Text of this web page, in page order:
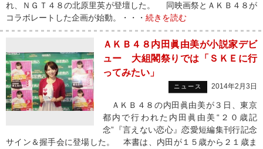
れ、ＮＧＴ４８の北原里英が登壇した。 同映画祭とＡＫＢ４８が
コラボレートした企画が始動。・・・ 続きを読む
ＡＫＢ４８内田眞由美が小説家デビ
ュー 大組閣祭りでは「ＳＫＥに行
ってみたい」
ニュース 2014年2月3日
ＡＫＢ４８の内田眞由美が３日、東京
都内で行われた内田眞由美“２０歳記
念”『言えない恋心』恋愛短編集刊行記念
サイン＆握手会に登場した。 本書は、内田が１５歳から２１歳ま